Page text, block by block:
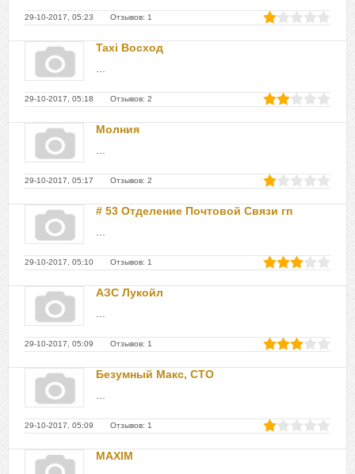
29-10-2017, 05:23 Отзывов: 1
Taxi Восход
29-10-2017, 05:18 Отзывов: 2
Молния
29-10-2017, 05:17 Отзывов: 2
# 53 Отделение Почтовой Связи гп
29-10-2017, 05:10 Отзывов: 1
АЗС Лукойл
29-10-2017, 05:09 Отзывов: 1
Безумный Макс, СТО
29-10-2017, 05:09 Отзывов: 1
MAXIM